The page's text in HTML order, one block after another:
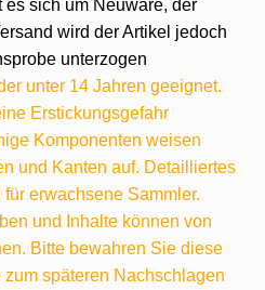
sich um Neuware, der
wird der Artikel jedoch
unterzogen
unter 14 Jahren geeignet.
Erstickungsgefahr
Komponenten weisen
und Kanten auf. Detailliertes
erwachsene Sammler.
und Inhalte können von
Bitte bewahren Sie diese
späteren Nachschlagen